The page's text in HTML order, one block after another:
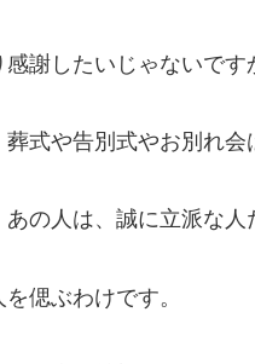
謝したいじゃないです
式や告別式やお別れ会
あの人は、誠に立派な人
偲ぶわけです。